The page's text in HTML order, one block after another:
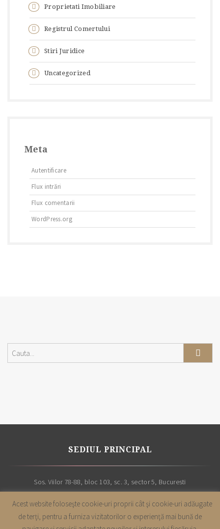
Proprietati Imobiliare
Registrul Comertului
Stiri Juridice
Uncategorized
Meta
Autentificare
Flux intrări
Flux comentarii
WordPress.org
SEDIUL PRINCIPAL
Sos. Viilor 78-88, bloc 103, sc. 3, sector 5, Bucuresti
Acest website foloseşte cookie-uri proprii cât şi cookie-uri adăugate
de terţi, pentru a furniza vizitatorilor o experienţă mai bună de